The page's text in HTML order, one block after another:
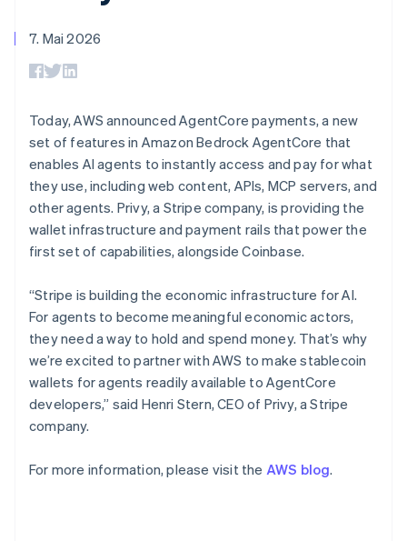
Zahlungsmethoden
Zugriff auf mehr als
Terminal
Boost
Optimierung der
Autorisierungsraten
Beschleunigter
Bezahlvorgang
Financial
Connections
Verbundene
Mehr
Product roadmap
Ausblick
Radar
Betrugsprävention
Start-up-Gründung
Nach Branche
KI-Unternehmen
Creator Economy
Gaming
Bewirtung, Reisen und
Freizeit
Versicherungen
Unterhaltung
Gemeinnützige
Organisationen
Fachdienstleistungen
Öffentlicher Sektor
Einzelhandel
Partner
nutzungsbasierte
Abrechnung um
Stablecoin-gestützte
Karten ausgeben: So
geht´s
Bereitstellung und
Verwaltung von
Diensten mit Agenten
Ressourcen
App-Integrationen
Code-Beispiele
Entwickler-Blog
API-Status
Stripe Press
Kontakt
Sales-Team
kontaktieren
Partner werden
7. Mai 2026
Today, AWS announced AgentCore payments, a new
set of features in Amazon Bedrock AgentCore that
enables AI agents to instantly access and pay for what
they use, including web content, APIs, MCP servers, and
other agents. Privy, a Stripe company, is providing the
wallet infrastructure and payment rails that power the
first set of capabilities, alongside Coinbase.
“Stripe is building the economic infrastructure for AI.
For agents to become meaningful economic actors,
they need a way to hold and spend money. That’s why
we’re excited to partner with AWS to make stablecoin
wallets for agents readily available to AgentCore
developers,” said Henri Stern, CEO of Privy, a Stripe
company.
For more information, please visit the AWS blog.
Português
Rumänien
English
SvenskaEnglish
Schweiz
DeutschFrançais ItalianoEnglish
Singapur
English简体中文
Slowakei
English
Slowenien
Sonderverwaltungsregion Hongkong,
China
English简体中文
Spanien
EspañolEnglish
Thailand
ไทยEnglish
Tschechische Republik
English
English